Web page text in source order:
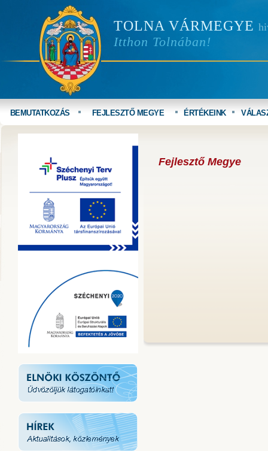
TOLNA VÁRMEGYE
Itthon Tolnában!
BEMUTATKOZÁS FEJLESZTŐ MEGYE ÉRTÉKEINK
Fejlesztő Megye